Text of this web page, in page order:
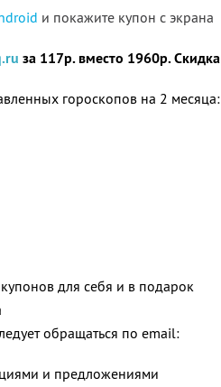
и покажите купон с экрана
за 117р. вместо 1960р. Скидка
гороскопов на 2 месяца:
для себя и в подарок
обращаться по email:
и предложениями